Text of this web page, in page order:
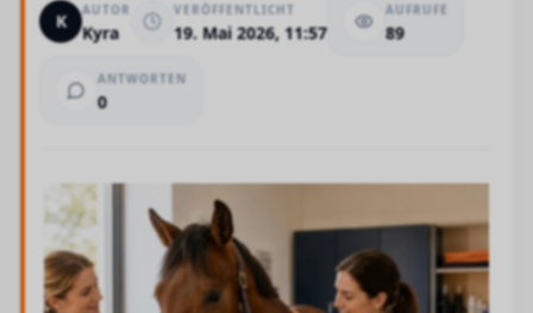
K AUTOR
Kyra
VERÖFFENTLICHT
19. Mai 2026, 11:57
AUFRUFE
89
ANTWORTEN
0